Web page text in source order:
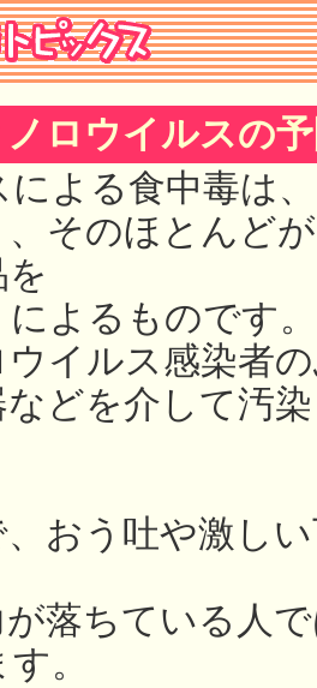
ロウイルスの
による食中毒は
そのほとんど
よるものです。
イルス感染者
などを介して汚
、おう吐や激し
落ちている人
。